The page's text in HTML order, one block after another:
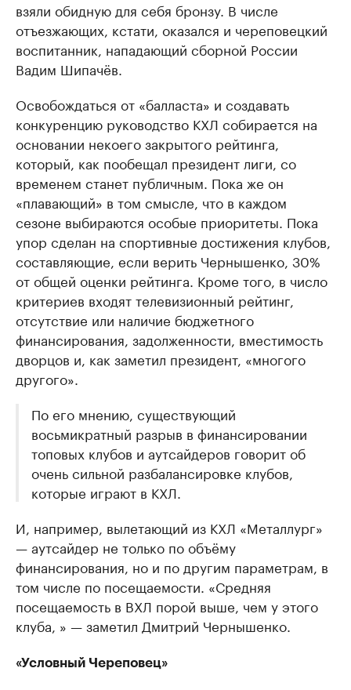
взяли обидную для себя бронзу. В числе
отъезжающих, кстати, оказался и череповецкий
воспитанник, нападающий сборной России
Вадим Шипачёв.
Освобождаться от «балласта» и создавать
конкуренцию руководство КХЛ собирается на
основании некоего закрытого рейтинга,
который, как пообещал президент лиги, со
временем станет публичным. Пока же он
«плавающий» в том смысле, что в каждом
сезоне выбираются особые приоритеты. Пока
упор сделан на спортивные достижения клубов,
составляющие, если верить Чернышенко, 30%
от общей оценки рейтинга. Кроме того, в число
критериев входят телевизионный рейтинг,
отсутствие или наличие бюджетного
финансирования, задолженности, вместимость
дворцов и, как заметил президент, «многого
другого».
По его мнению, существующий
восьмикратный разрыв в финансировании
топовых клубов и аутсайдеров говорит об
очень сильной разбалансировке клубов,
которые играют в КХЛ.
И, например, вылетающий из КХЛ «Металлург»
— аутсайдер не только по объёму
финансирования, но и по другим параметрам, в
том числе по посещаемости. «Средняя
посещаемость в ВХЛ порой выше, чем у этого
клуба, » — заметил Дмитрий Чернышенко.
«Условный Череповец»